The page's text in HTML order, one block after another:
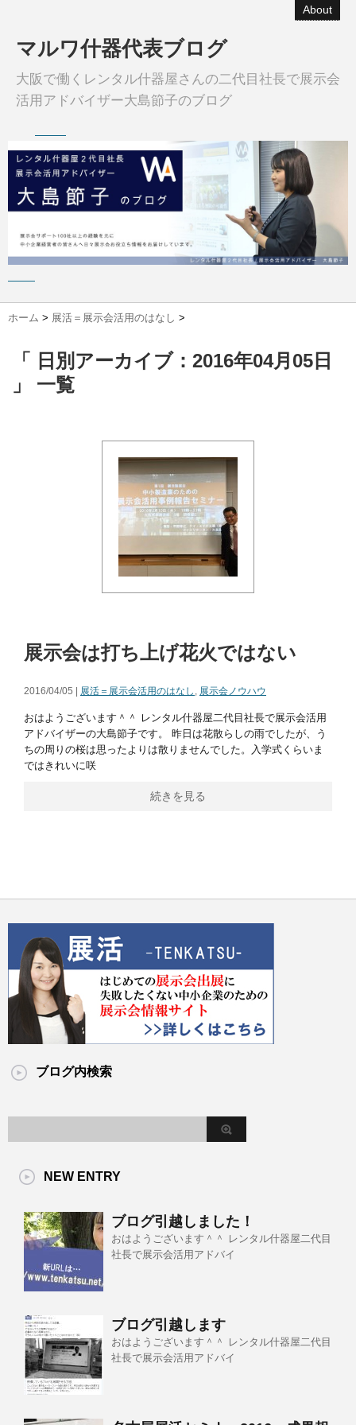
About
マルワ什器代表ブログ
大阪で働くレンタル什器屋さんの二代目社長で展示会
活用アドバイザー大島節子のブログ
ホーム > 展活＝展示会活用のはなし >
「 日別アーカイブ：2016年04月05日
」 一覧
展示会は打ち上げ花火ではない
2016/04/05 | 展活＝展示会活用のはなし , 展示会ノウハウ
おはようございます＾＾ レンタル什器屋二代目社長で展示会活用
アドバイザーの大島節子です。 昨日は花散らしの雨でしたが、う
ちの周りの桜は思ったよりは散りませんでした。入学式くらいま
ではきれいに咲
続きを見る
ブログ内検索
NEW ENTRY
ブログ引越しました！
おはようございます＾＾ レンタル什器屋二代目
社長で展示会活用アドバイ
ブログ引越します
おはようございます＾＾ レンタル什器屋二代目
社長で展示会活用アドバイ